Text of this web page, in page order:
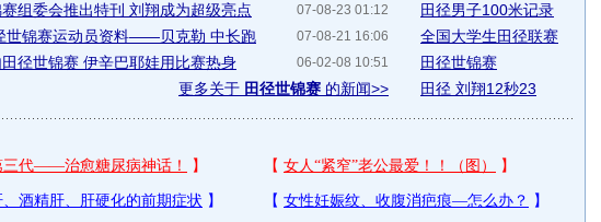
07-08-23 01:12
组委会推出特刊 刘翔成为超级亮点
07-08-21 16:06
世锦赛运动员资料——贝克勒 中长跑
06-02-08 10:51
径世锦赛 伊辛巴耶娃用比赛热身
更多关于 田径世锦赛 的新闻>>
田径男子100米记录
全国大学生田径联赛
田径世锦赛
田径 刘翔12秒23